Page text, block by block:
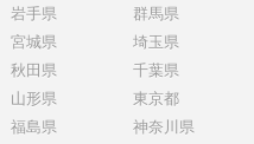
岩手県
宮城県
秋田県
山形県
福島県
群馬県
埼玉県
千葉県
東京都
神奈川県